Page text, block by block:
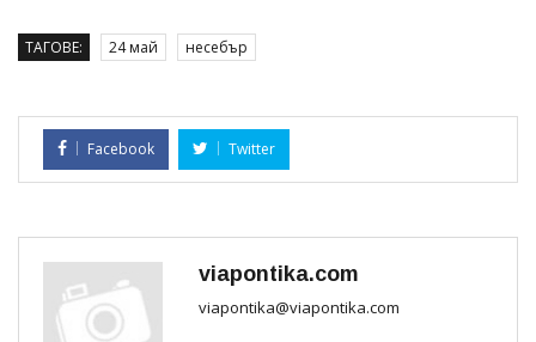
ТАГОВЕ: 24 май несебър
Facebook Twitter
viapontika.com
viapontika@viapontika.com